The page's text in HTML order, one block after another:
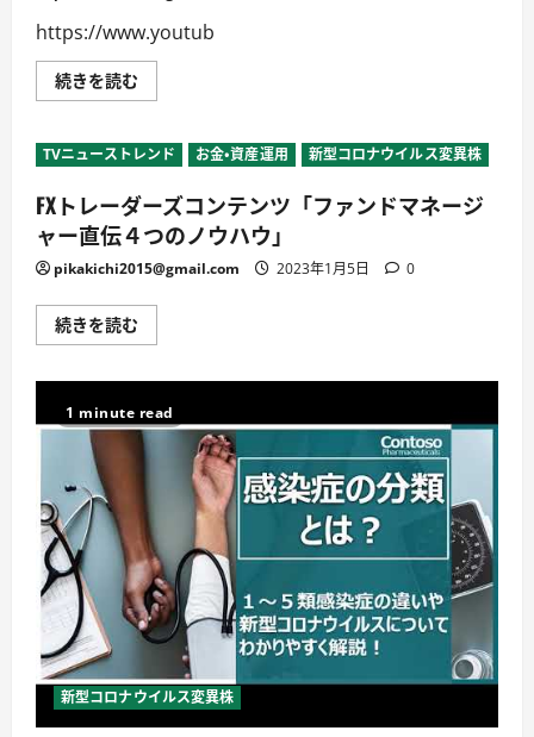
に
つ
い
し
読
む
https://www.youtub
続きを読む
型
ナ
ウ
ル
ス
感
染
症
3
の
査
違
【ら
く
わ
WEB
版】
に
つ
い
て
詳
し
読
む
TVニューストレンド お金・資産運用 新型コロナウイルス変異株
FXトレーダーズコンテンツ「ファンドマネージ
ャー直伝４つのノウハウ」
pikakichi2015@gmail.com 2023年1月5日 0
続きを読む
ト
ー
ズ
コ
ン
ツ
「フ
ァ
ン
ド
マ
ネ
ー
ジ
ー
直
伝
４
1 minute read
新型コロナウイルス変異株